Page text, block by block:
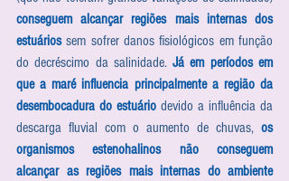
conseguem alcançar regiões mais internas dos
estuários sem sofrer danos fisiológicos em função
do decréscimo da salinidade. Já em períodos em
que a maré influencia principalmente a região da
desembocadura do estuário devido a influência da
descarga fluvial com o aumento de chuvas, os
organismos estenohalinos não conseguem
alcançar as regiões mais internas do ambiente